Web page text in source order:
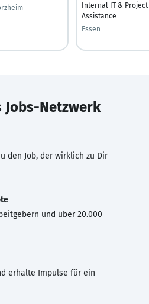
Internal IT & Project
Assistance
Essen
Jobs-Netzwerk
den Job, der wirklich zu Dir
und über 20.000
erhalte Impulse für ein